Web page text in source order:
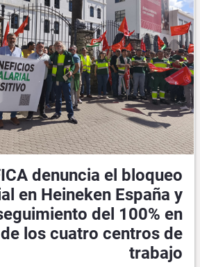
denuncia el bloqueo
en Heineken España y
del 100% en
de los cuatro centros de
trabajo